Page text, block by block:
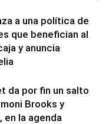
a una política de
que benefician al
y anuncia
da por fin un salto
Brooks y
la agenda